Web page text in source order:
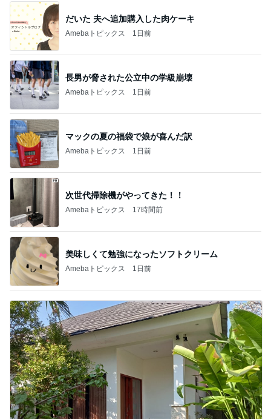
だいた 夫へ追加購入した肉ケーキ
Amebaトピックス 1日前
長男が脅された公立中の学級崩壊
Amebaトピックス 1日前
マックの夏の福袋で娘が喜んだ訳
Amebaトピックス 1日前
次世代掃除機がやってきた！！
Amebaトピックス 17時間前
美味しくて勉強になったソフトクリーム
Amebaトピックス 1日前